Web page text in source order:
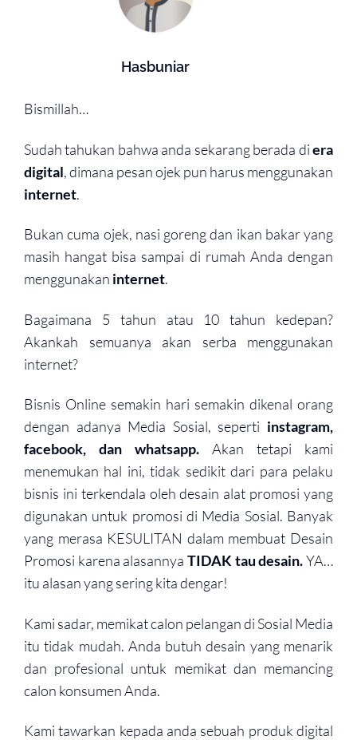
Hasbuniar
Bismillah…
Sudah tahukan bahwa anda sekarang berada diera
digital, dimana pesan ojek pun harus menggunakan
internet.
Bukan cuma ojek, nasi goreng dan ikan bakar yang
masih hangat bisa sampai di rumah Anda dengan
menggunakan internet.
Bagaimana 5 tahun atau 10 tahun kedepan?
Akankah semuanya akan serba menggunakan
internet?
Bisnis Online semakin hari semakin dikenal orang
dengan adanya Media Sosial, seperti instagram,
facebook, dan whatsapp. Akan tetapi kami
menemukan hal ini, tidak sedikit dari para pelaku
bisnis ini terkendala oleh desain alat promosi yang
digunakan untuk promosi di Media Sosial. Banyak
yang merasa KESULITAN dalam membuat Desain
Promosi karena alasannya TIDAK tau desain.YA…
itu alasan yang sering kita dengar!
Kami sadar, memikat calon pelangan di Sosial Media
itu tidak mudah. Anda butuh desain yang menarik
dan profesional untuk memikat dan memancing
calon konsumen Anda.
Kami tawarkan kepada anda sebuah produk digital